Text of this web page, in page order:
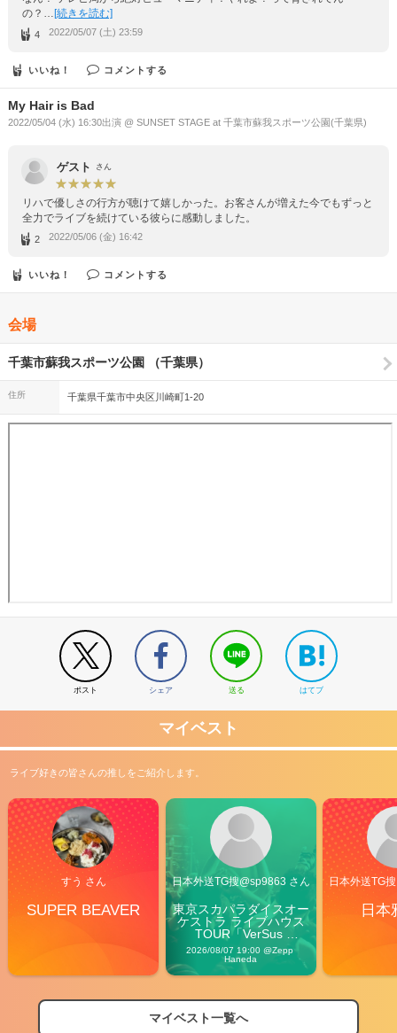
の？…
[続きを読む]
4 2022/05/07 (土) 23:59
いいね！ コメントする
My Hair is Bad
2022/05/04 (水) 16:30出演 @ SUNSET STAGE at 千葉市蘇我スポーツ公園(千葉県)
ゲスト さん
リハで優しさの行方が聴けて嬉しかった。お客さんが増えた今でもずっと
全力でライブを続けている彼らに感動しました。
2 2022/05/06 (金) 16:42
いいね！ コメントする
会場
千葉市蘇我スポーツ公園 （千葉県）
住所 千葉県千葉市中央区川崎町1-20
ポスト シェア 送る はてブ
マイベスト
ライブ好きの皆さんの推しをご紹介します。
すう さん
SUPER BEAVER
日本外送TG搜@sp9863 さん
東京スカパラダイスオー
ケストラ ライブハウス
TOUR「VerSus
Carnival」
2026/08/07 19:00 @Zepp
Haneda
日本外送TG
日本
マイベスト一覧へ
【フェス特集2026】フェス情報はここから！